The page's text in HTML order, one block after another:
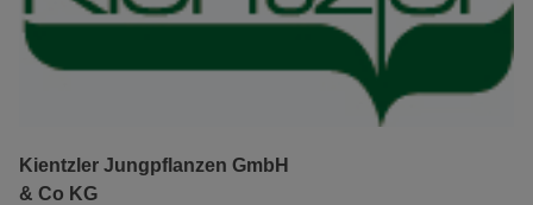
Kientzler Jungpflanzen GmbH
& Co KG